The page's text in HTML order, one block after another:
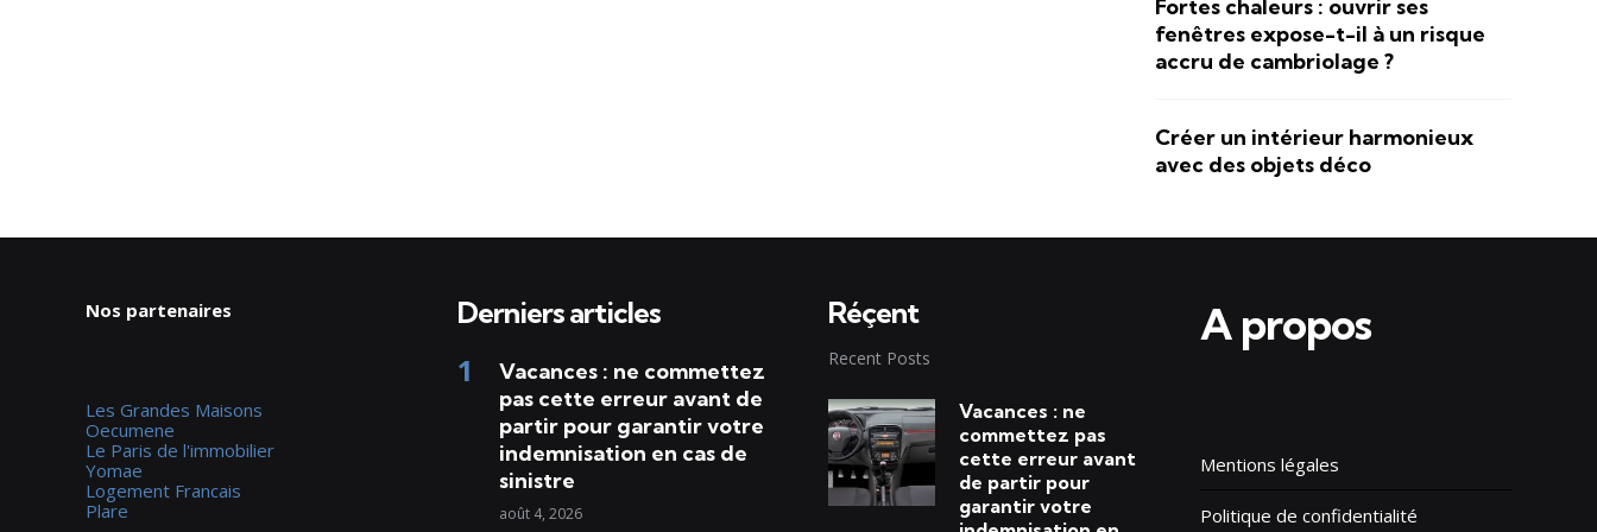
Fortes chaleurs : ouvrir ses
fenêtres expose-t-il à un risque
accru de cambriolage ?
Créer un intérieur harmonieux
avec des objets déco
Nos partenaires
Les Grandes Maisons
Oecumene
Le Paris de l'immobilier
Yomae
Logement Francais
Plare
Derniers articles
Vacances : ne commettez
pas cette erreur avant de
partir pour garantir votre
indemnisation en cas de
sinistre
août 4, 2026
Réçent
Recent Posts
Vacances : ne
commettez pas
cette erreur avant
de partir pour
garantir votre
A propos
Mentions légales
Politique de confidentialité